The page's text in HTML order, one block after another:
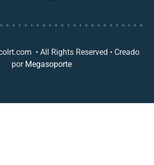
• All Rights Reserved • Creado
por Megasoporte